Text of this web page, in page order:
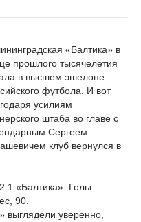
«Балтика» в
прошлого тысячелетия
в высшем эшелоне
футбола. И вот
усилиям
штаба во главе с
Сергеем
клуб вернулся в
«Балтика». Голы:
90.
выглядели уверенно,